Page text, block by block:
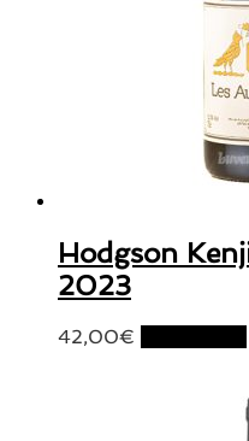
Hodgson
2023
42,00€